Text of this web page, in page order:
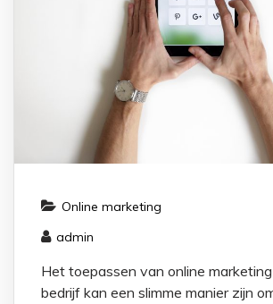
Online marketing
admin
Het toepassen van online
bedrijf kan een slimme manier zijn